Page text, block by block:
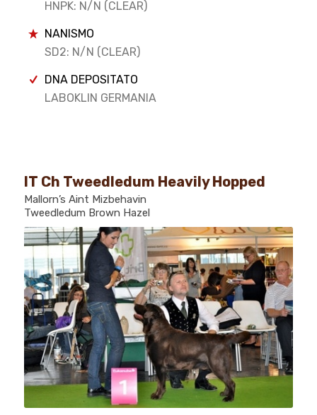
HNPK: N/N (CLEAR)
NANISMO
SD2: N/N (CLEAR)
DNA DEPOSITATO
LABOKLIN GERMANIA
IT Ch Tweedledum Heavily Hopped
Mallorn’s Aint Mizbehavin
Tweedledum Brown Hazel